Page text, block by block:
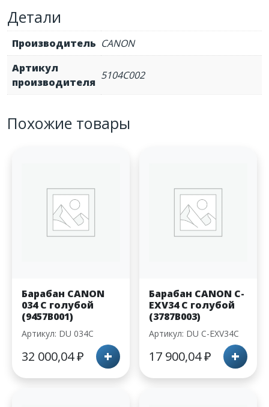
Детали
Производитель CANON
Артикул
производителя
5104C002
Похожие товары
Барабан CANON
034 C голубой
(9457B001)
Артикул: DU 034C
32 000,04₽ +
Барабан CANON С-
EXV34 C голубой
(3787B003)
Артикул: DU С-EXV34C
17 900,04₽ +